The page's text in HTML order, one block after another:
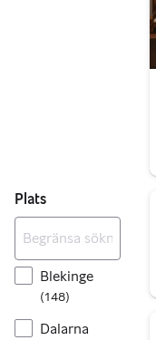
Plats
Blekinge
(148)
Dalarna